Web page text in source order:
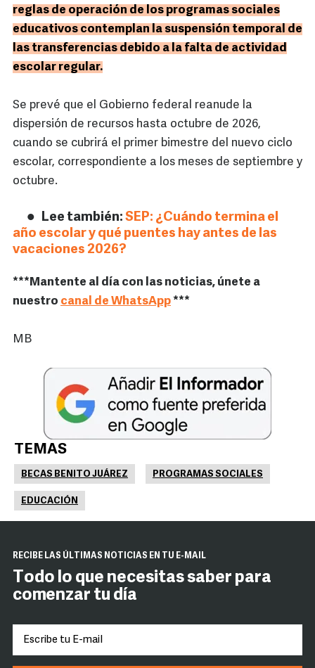
reglas de operación de los programas sociales
educativos contemplan la suspensión temporal de
las transferencias debido a la falta de actividad
escolar regular.
Se prevé que el Gobierno federal reanude la
dispersión de recursos hasta octubre de 2026,
cuando se cubrirá el primer bimestre del nuevo ciclo
escolar, correspondiente a los meses de septiembre y
octubre.
Lee también: SEP: ¿Cuándo termina el
año escolar y qué puentes hay antes de las
vacaciones 2026?
***Mantente al día con las noticias, únete a
nuestro canal de WhatsApp***
MB
TEMAS
BECAS BENITO JUÁREZ PROGRAMAS SOCIALES
EDUCACIÓN
RECIBE LAS ÚLTIMAS NOTICIAS EN TU E-MAIL
Todo lo que necesitas saber para
comenzar tu día